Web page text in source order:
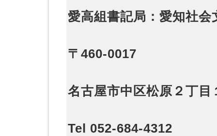
愛高組書記局：愛知社
〒460-0017
名古屋市中区松原２丁目
Tel 052-684-4312